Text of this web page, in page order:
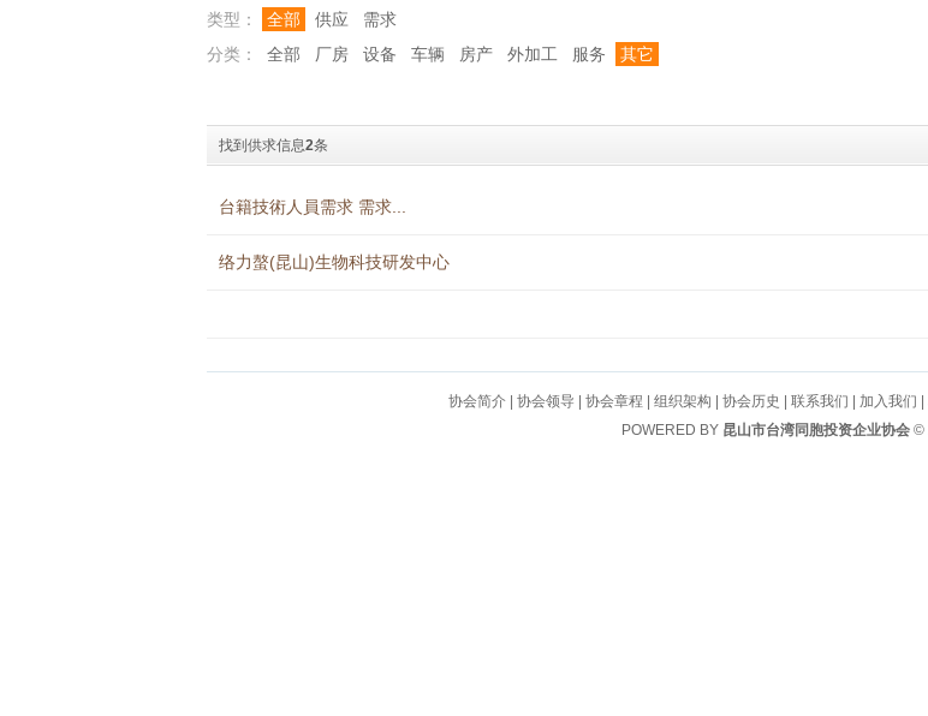
类型： 全部 供应
需求
分类：
全部 厂房 设备 车辆 房产 外加工 服务 其它
找到供求信息2条
台籍技術人員需求 需求...
络力螯(昆山)生物科技研发中心
协会简介| 协会领导 协会章程 组织架构 协会历史 联系我们 加入我们
POWERED BY 昆山市台湾同胞投资企业协会 ©